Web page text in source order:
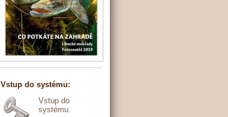
Vstup do systému:
Vstup do
systému.